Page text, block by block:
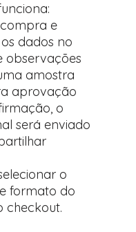
e
dados no
observações
amostra
aprovação
o
será enviado
o
formato do
checkout.